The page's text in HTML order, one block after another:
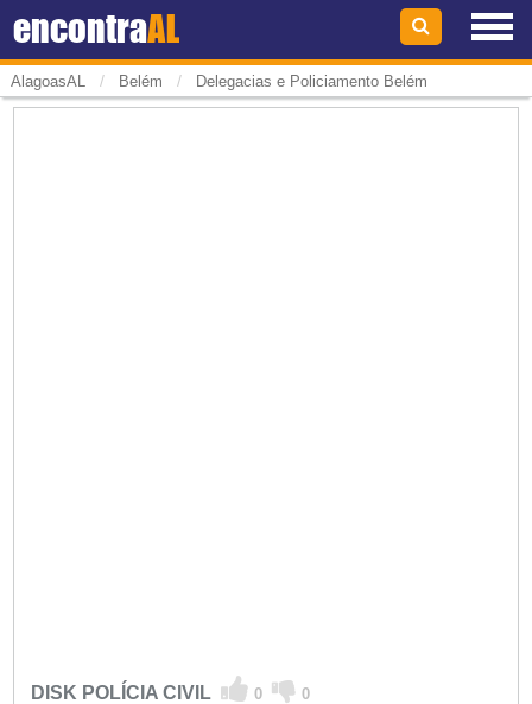
encontraAL
AlagoasAL / Belém / Delegacias e Policiamento Belém
DISK POLÍCIA CIVIL 0 0